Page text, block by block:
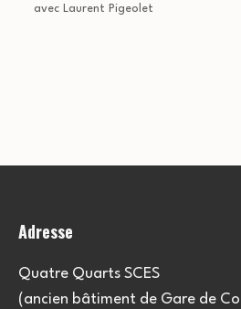
avec Laurent Pigeolet
Adresse
Quatre Quarts SCES
(ancien bâtiment de Gare de